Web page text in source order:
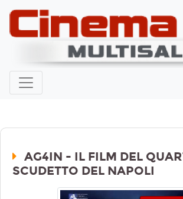
AG4IN - IL FILM DEL
SCUDETTO DEL NAPOLI